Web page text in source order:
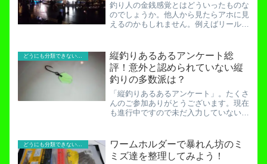
釣り人の金銭感覚とはどういったものな
のでしょうか。他人から見たらアホに見
えるのかもしれません。例えばリールや
かし当の本人は、「このしなりは安物に
はない」とか「このマグネ...
縦釣りあるあるアンケート総
評！意外と認められていない縦
釣りの多数派は？
「縦釣りあるあるアンケート」。たくさ
んのご参加ありがとうございます。現在
も進行中ですので未だ入力していないと
ンダードが今さらされる！さて、今回は
そんな縦釣りあるあるアン...
ワームホルダーで暴れん坊のミ
ミズ達を整理してみよう！